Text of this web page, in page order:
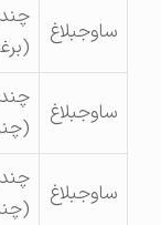
ساوجبلاغ
چندار
(برغان)
ساوجبلاغ
چندار
(چندار)
ساوجبلاغ
چندار
(چندار)